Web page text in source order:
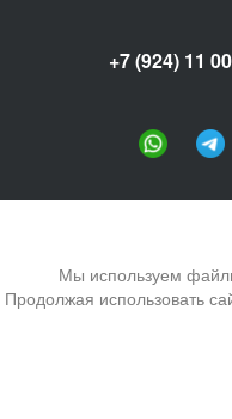
+7 (924) 11
Мы используем
Продолжая использовать